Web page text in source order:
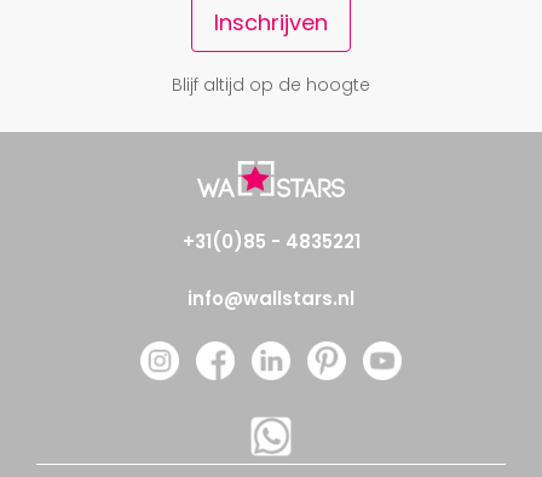
Inschrijven
Blijf altijd op de hoogte
+31(0)85 - 4835221
info@wallstars.nl